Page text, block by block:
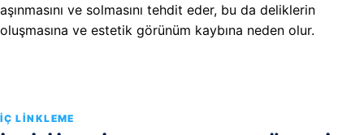
aşınmasını ve solmasını tehdit eder, bu da deliklerin
oluşmasına ve estetik görünüm kaybına neden olur.
İÇ LINKLEME